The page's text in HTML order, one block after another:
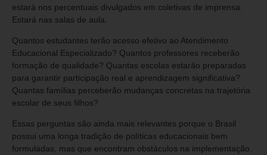
estará nos percentuais divulgados em coletivas de imprensa.
Estará nas salas de aula.
Quantos estudantes terão acesso efetivo ao Atendimento
Educacional Especializado? Quantos professores receberão
formação de qualidade? Quantas escolas estarão preparadas
para garantir participação real e aprendizagem significativa?
Quantas famílias perceberão mudanças concretas na trajetória
escolar de seus filhos?
Essas perguntas são ainda mais relevantes porque o Brasil
possui uma longa tradição de políticas educacionais bem
formuladas, mas que encontram obstáculos na implementação.